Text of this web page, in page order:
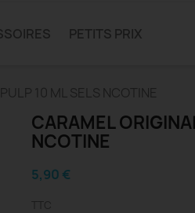
PETITS PRIX
10 ML SELS NCOTINE
CARAMEL
NCOTINE
5,90 €
TTC